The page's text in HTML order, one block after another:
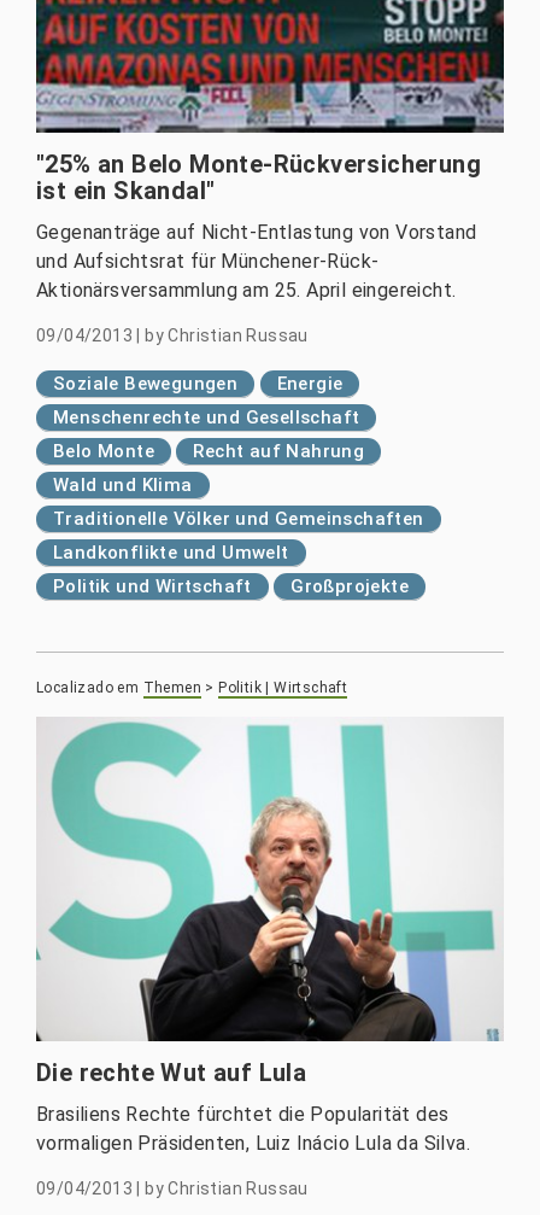
"25% an Belo Monte-Rückversicherung
ist ein Skandal"
Gegenanträge auf Nicht-Entlastung von Vorstand
und Aufsichtsrat für Münchener-Rück-
Aktionärsversammlung am 25. April eingereicht.
09/04/2013 byChristian Russau
Soziale Bewegungen
Energie
Menschenrechte und Gesellschaft
Belo Monte
Recht auf Nahrung
Wald und Klima
Traditionelle Völker und Gemeinschaften
Landkonflikte und Umwelt
Politik und Wirtschaft
Großprojekte
Localizado em Themen > Politik | Wirtschaft
Die rechte Wut auf Lula
Brasiliens Rechte fürchtet die Popularität des
vormaligen Präsidenten, Luiz Inácio Lula da Silva.
09/04/2013 byChristian Russau